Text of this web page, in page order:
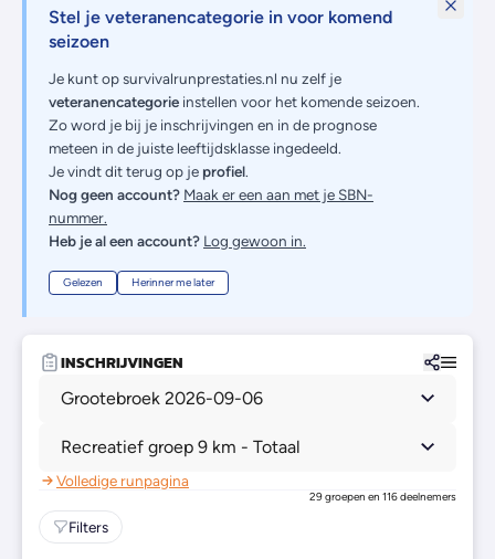
Stel je veteranencategorie in voor komend
seizoen
Je kunt op survivalrunprestaties.nl nu zelf je
veteranencategorie instellen voor het komende seizoen.
Zo word je bij je inschrijvingen en in de prognose
meteen in de juiste leeftijdsklasse ingedeeld.
Je vindt dit terug op je profiel.
Nog geen account? Maak er een aan met je SBN-
nummer.
Heb je al een account? Log gewoon in.
Gelezen Herinner me later
INSCHRIJVINGEN
Grootebroek 2026-09-06
Recreatief groep 9 km - Totaal
Volledige runpagina
29 groepen en 116 deelnemers
Filters